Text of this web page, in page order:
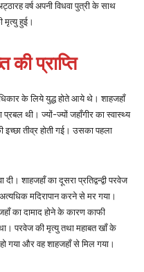
वर्ष अपनी विधवा पुत्री के साथ
मृत्यु हुई।
की प्राप्ति
के लिये युद्ध होते आये थे। शाहजहाँ
प्रबल थी। ज्यों-ज्यों जहाँगीर का स्वास्थ्य
इच्छा तीव्र होती गई। उसका पहला
शाहजहाँ का दूसरा प्रतिद्वन्द्वी परवेज
मदिरापान करने से मर गया।
का दामाद होने के कारण काफी
परवेज की मृत्यु तथा महाबत खाँ के
गया और वह शाहजहाँ से मिल गया।